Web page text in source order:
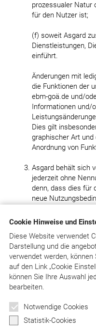
Cookie Hinweise und
Diese Website verwendet
Darstellung und die
verwendet werden, können
aufden Link „Cookie
können Sie Ihre Auswahl
bearbeiten.
Notwendige Cookies
Statistik-Cookies
prozessualer Natur
für den Nutzer ist;
(f) soweit Asgard
Dienstleistungen,
einführt.
Änderungen mit
die Funktionen der
ebm-goä.de und/
Informationen und/
Dies gilt
graphischer Art und
Anordnung von
Asgard behält sich
jederzeit ohne
denn, dass dies für
neue
neuen
Änderungen nicht,
betreffende
sofortiger Wirkung
Änderung der
weder für
einschränken, noch